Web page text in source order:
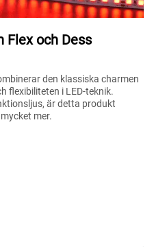
Flex och Dess
den klassiska charmen
flexibiliteten i LED-teknik.
är detta produkt
mer.